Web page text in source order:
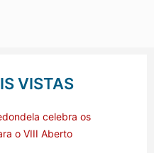
VISTAS
celebra os
o VIII Aberto